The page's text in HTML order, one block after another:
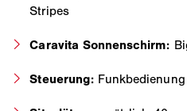
Stripes
Caravita Sonnenschirm:
Steuerung: